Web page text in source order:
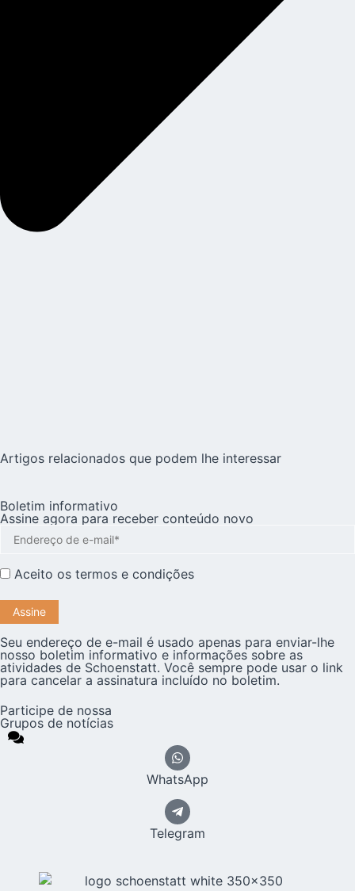
Artigos relacionados que podem lhe interessar
Boletim informativo
Assine agora para receber conteúdo novo
Aceito os termos e condições
Seu endereço de e-mail é usado apenas para enviar-lhe
nosso boletim informativo e informações sobre as
atividades de Schoenstatt. Você sempre pode usar o link
para cancelar a assinatura incluído no boletim.
Participe de nossa
Grupos de notícias
WhatsApp
Telegram